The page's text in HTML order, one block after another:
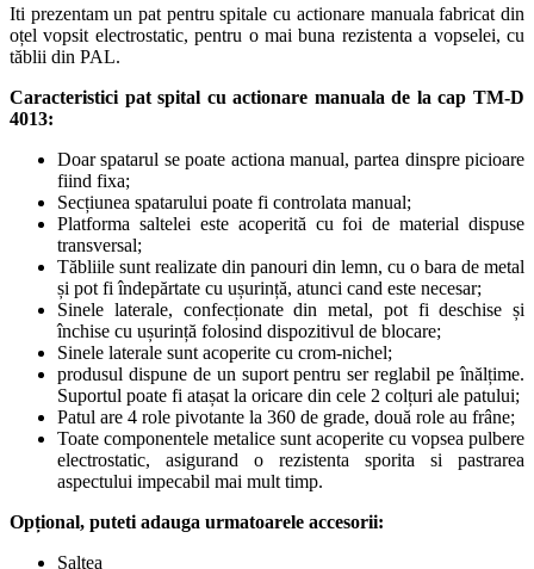
Iti prezentam un pat pentru spitale cu actionare manuala fabricat din
oțel vopsit electrostatic, pentru o mai buna rezistenta a vopselei, cu
tăblii din PAL.
Caracteristici pat spital cu actionare manuala de la cap TM-D
4013:
Doar spatarul se poate actiona manual, partea dinspre picioare
fiind fixa;
Secțiunea spatarului poate fi controlata manual;
Platforma saltelei este acoperită cu foi de material dispuse
transversal;
Tăbliile sunt realizate din panouri din lemn, cu o bara de metal
și pot fi îndepărtate cu ușurință, atunci cand este necesar;
Sinele laterale, confecționate din metal, pot fi deschise și
închise cu ușurință folosind dispozitivul de blocare;
Sinele laterale sunt acoperite cu crom-nichel;
produsul dispune de un suport pentru ser reglabil pe înălțime.
Suportul poate fi atașat la oricare din cele 2 colțuri ale patului;
Patul are 4 role pivotante la 360 de grade, două role au frâne;
Toate componentele metalice sunt acoperite cu vopsea pulbere
electrostatic, asigurand o rezistenta sporita si pastrarea
aspectului impecabil mai mult timp.
Opțional, puteti adauga urmatoarele accesorii:
Saltea